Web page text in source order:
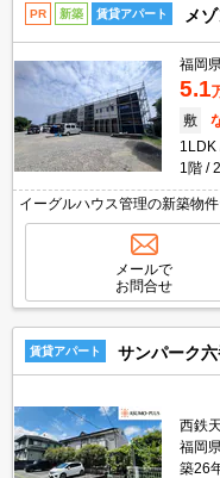
PR 新築 賃貸アパート メ
福岡
5.1
敷
1LDK
1階
イーグルハウス管理の新築物
メールで
お問合せ
賃貸アパート サンパーク
西鉄
福岡
築26